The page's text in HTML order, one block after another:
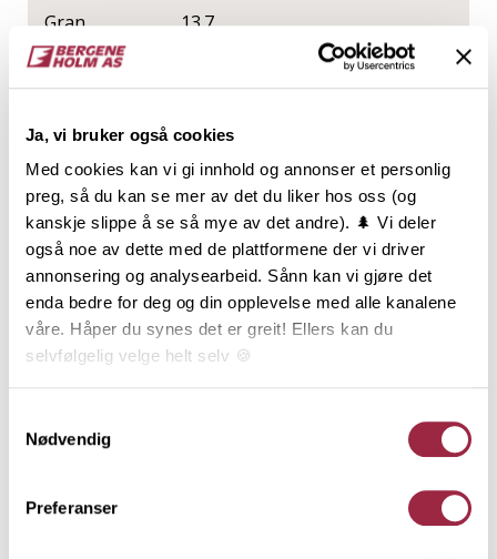
Ja, vi bruker også cookies
Med cookies kan vi gi innhold og annonser et personlig
preg, så du kan se mer av det du liker hos oss (og
kanskje slippe å se så mye av det andre). 🌲 Vi deler
også noe av dette med de plattformene der vi driver
annonsering og analysearbeid. Sånn kan vi gjøre det
enda bedre for deg og din opplevelse med alle kanalene
våre. Håper du synes det er greit! Ellers kan du
selvfølgelig velge helt selv 🍪
Nødvendig
Preferanser
Gran 13.7
NOBB VARETYPE
53086857
Produktinformasjon
Rektangulær kledning, ofte kalt
tømmermannskledning, har en utbredt tradisjon, og
er den klart vanligste kledningstypen i Norge.
Kledningen monteres som over- og underligger. Den
kombinasjonsmuligheter. Den er i sin enkelhet også
anvendelig til mye mer enn kledning: Belistning,
hjørnekasser, vindskier og andre bygningsdeler
utenfor huset som eks. rekkverk og gjerder.